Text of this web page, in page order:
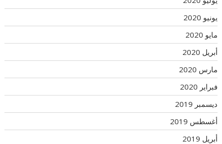
يونيو 2020
مايو 2020
أبريل 2020
مارس 2020
فبراير 2020
ديسمبر 2019
أغسطس 2019
أبريل 2019